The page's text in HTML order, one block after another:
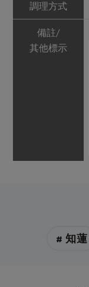
調理方式
備註/
其他標示
# 知蓮